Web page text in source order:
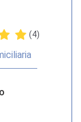
(4)